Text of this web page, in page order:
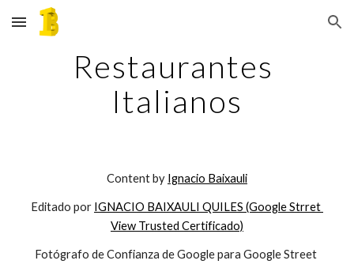
Skip to main content Skip to navigation
Restaurantes
Italianos
Content by Ignacio Baixauli
Editado por IGNACIO BAIXAULI QUILES (Google Strret
View Trusted Certificado)
Fotógrafo de Confianza de Google para Google Street